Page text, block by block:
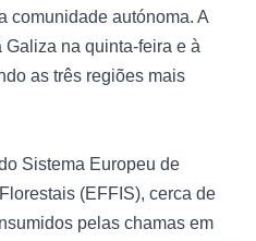
comunidade autónoma. A
na quinta-feira e à
as três regiões mais
Sistema Europeu de
(EFFIS), cerca de
pelas chamas em